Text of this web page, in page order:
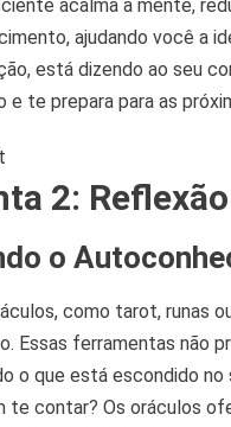
acalma a mente,
ajudando você a
está dizendo ao seu
e te prepara para as
2:
o
como tarot, runas
Essas ferramentas não
o que está escondido
te contar? Os oráculos